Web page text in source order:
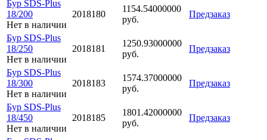
Бур SDS-Plus
18/200
Нет в наличии
2018180
1154.54000000
руб.
Предзаказ
Бур SDS-Plus
18/250
Нет в наличии
2018181
1250.93000000
руб.
Предзаказ
Бур SDS-Plus
18/300
Нет в наличии
2018183
1574.37000000
руб.
Предзаказ
Бур SDS-Plus
18/450
Нет в наличии
2018185
1801.42000000
руб.
Предзаказ